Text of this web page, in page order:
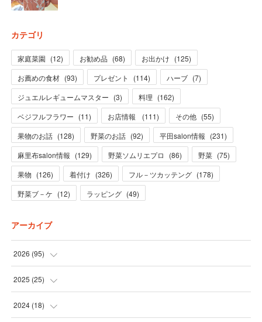
カテゴリ
家庭菜園 (12) お勧め品 (68) お出かけ (125)
お薦めの食材 (93) プレゼント (114) ハーブ (7)
ジュエルレギュームマスター (3) 料理 (162)
ベジフルフラワー (11) お店情報 (111) その他 (55)
果物のお話 (128) 野菜のお話 (92) 平田salon情報 (231)
麻里布salon情報 (129) 野菜ソムリエプロ (86) 野菜 (75)
果物 (126) 着付け (326) フル－ツカッテング (178)
野菜ブ－ケ (12) ラッピング (49)
アーカイブ
2026 (95)
(5
(31 )
2025 (25)
(3
2024(18)